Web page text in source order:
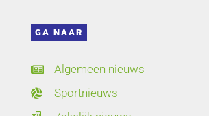
GA NAAR
 Algemeen nieuws
 Sportnieuws